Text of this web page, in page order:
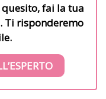
fai la tua
Ti risponderemo